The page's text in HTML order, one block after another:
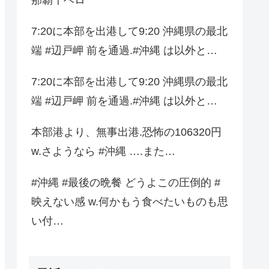
7:20に本部を出港して9:20 沖縄県の最北
端 #辺戸岬 前を通過.#沖縄 は以外と…
7:20に本部を出港して9:20 沖縄県の最北
端 #辺戸岬 前を通過.#沖縄 は以外と…
本部港より、無事出港.恐怖の106320円
w.さようなら #沖縄 ….また…
#沖縄 #最後の晩餐 どうよこの圧倒的 #
映えない感 w.何かもう食べたいものも思
い付…